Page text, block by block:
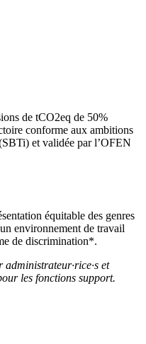
de tCO2eq de 50%
conforme aux ambitions
et validée par l’OFEN
équitable des genres
environnement de travail
de discrimination*.
et
les fonctions support.